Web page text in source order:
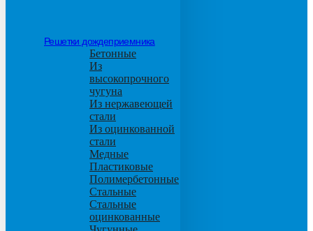
Решетки дождеприемника
Бетонные
Из
высокопрочного
чугуна
Из нержавеющей
стали
Из оцинкованной
стали
Медные
Пластиковые
Полимербетонные
Стальные
Стальные
оцинкованные